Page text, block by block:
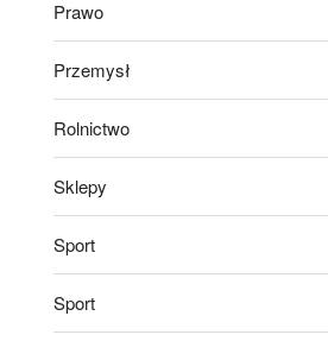
Prawo
Przemysł
Rolnictwo
Sklepy
Sport
Sport